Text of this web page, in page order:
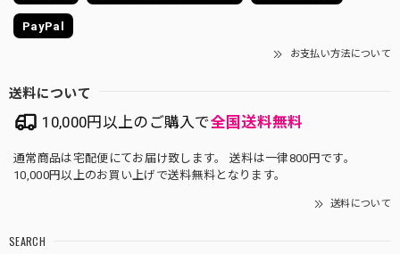
PayPal
お支払い方法について
送料について
10,000円以上のご購入で全国送料無料
通常商品は宅配便にてお届け致します。 送料は一律800円です。
10,000円以上のお買い上げで送料無料となります。
送料について
SEARCH